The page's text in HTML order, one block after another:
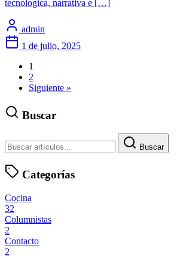
tecnologica, narrativa e […]
admin
1 de julio, 2025
1
2
Siguiente »
Buscar
Buscar
Categorías
Cocina
32
Columnistas
2
Contacto
2